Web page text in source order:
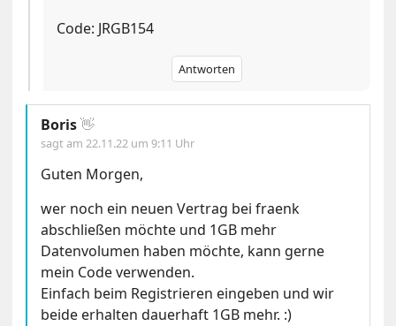
Code: JRGB154
Antworten
Boris👋
sagt am22.11.22 um 9:11 Uhr
Guten Morgen,
wer noch ein neuen Vertrag bei fraenk
abschließen möchte und 1GB mehr
Datenvolumen haben möchte, kann gerne
mein Code verwenden.
Einfach beim Registrieren eingeben und wir
beide erhalten dauerhaft 1GB mehr. :)